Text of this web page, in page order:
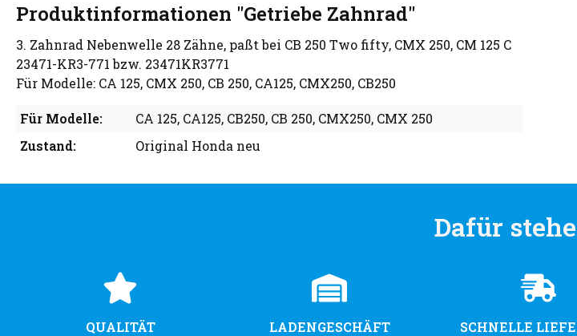
Produktinformationen "Getriebe Zahnrad"
3. Zahnrad Nebenwelle 28 Zähne, paßt bei CB 250 Two fifty, CMX 250, CM 125 C
23471-KR3-771 bzw. 23471KR3771
Für Modelle: CA 125, CMX 250, CB 250, CA125, CMX250, CB250
Für Modelle: CA 125, CA125, CB250, CB 250, CMX250, CMX 250
Zustand:
Original Honda neu
Dafür
QUALITÄT LADENGESCHÄFT SCHNELLE